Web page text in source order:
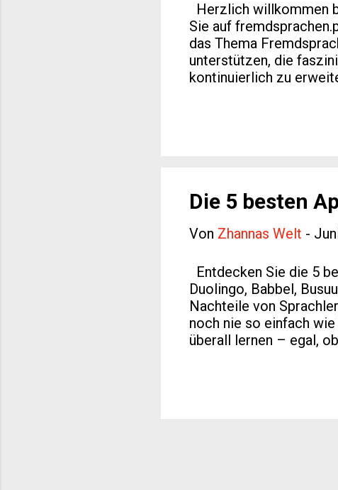
Herzlich willkommen
Sie auf
das Thema
unterstützen, die
kontinuierlich zu
sorgfältig
verbessern. Lernen Sie
Die 5 besten
Von Zhannas Welt -
Entdecken Sie die 5
Duolingo, Babbel,
Nachteile von
noch nie so einfach
überall lernen – egal,
verfolgen, individuelle